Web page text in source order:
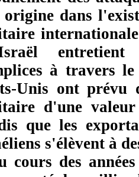
origine dans
entretient
à travers
Unis ont
d'une
que les
s'élèvent à
cours des